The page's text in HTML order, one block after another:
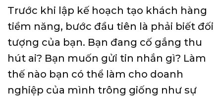
Trước khi lập kế hoạch tạo khách hàng
tiềm năng, bước đầu tiên là phải biết đối
tượng của bạn. Bạn đang cố gắng thu
hút ai? Bạn muốn gửi tin nhắn gì? Làm
thế nào bạn có thể làm cho doanh
nghiệp của mình trông giống như sự